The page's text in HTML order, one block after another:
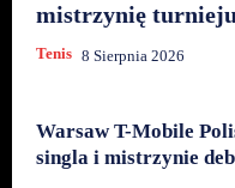
mistrzynię
Tenis 8 Sierpnia 2026
Warsaw T-Mobile
singla i mistrzynie